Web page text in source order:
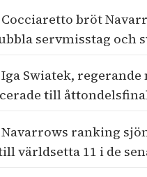
Cocciaretto bröt
servmisstag och
Iga Swiatek, regerande
till
Navarrows ranking
världsetta 11 i de